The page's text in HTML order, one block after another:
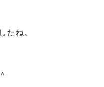
たね。